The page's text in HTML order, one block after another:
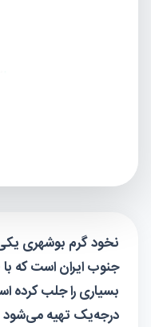
نخود گرم بوشهری یکی
جنوب ایران است که
بسیاری را جلب کرده
درجه‌یک تهیه می‌شود